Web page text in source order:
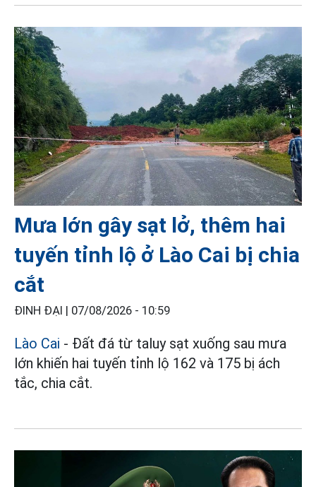
Mưa lớn gây sạt lở, thêm hai
tuyến tỉnh lộ ở Lào Cai bị chia
cắt
ĐINH ĐẠI | 07/08/2026 - 10:59
Lào Cai - Đất đá từ taluy sạt xuống sau mưa
lớn khiến hai tuyến tỉnh lộ 162 và 175 bị ách
tắc, chia cắt.